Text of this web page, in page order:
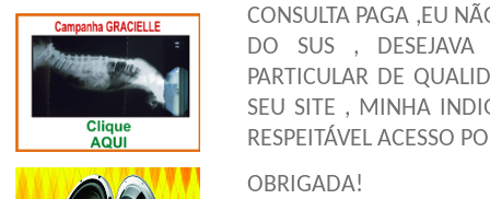
CONSULTA PAGA ,EU
DO SUS , DESEJAVA
PARTICULAR DE
SEU SITE , MINHA
RESPEITÁVEL ACESSO
OBRIGADA!